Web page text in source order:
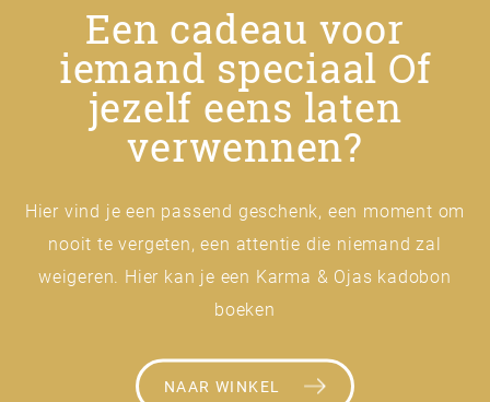
Een cadeau voor
iemand speciaal Of
jezelf eens laten
verwennen?
Hier vind je een passend geschenk, een moment om
nooit te vergeten, een attentie die niemand zal
weigeren. Hier kan je een Karma & Ojas kadobon
boeken
NAAR WINKEL